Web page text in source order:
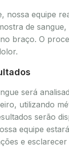
nossa equipe
de
braço. O
será
utilizando
serão
equipe
e esclarecer